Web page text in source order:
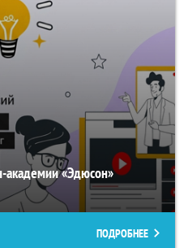
академии «Эдюсон»
ПОДРОБНЕЕ